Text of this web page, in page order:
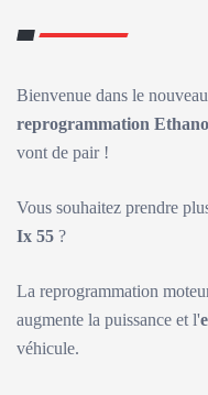
Bienvenue dans le
reprogrammation
vont de pair !
Vous souhaitez prendre
Ix 55 ?
La reprogrammation
augmente la puissance et l'
véhicule.